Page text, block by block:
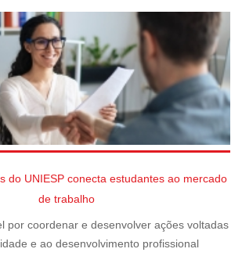
do UNIESP conecta estudantes ao mercado
de trabalho
por coordenar e desenvolver ações voltadas
e ao desenvolvimento profissional